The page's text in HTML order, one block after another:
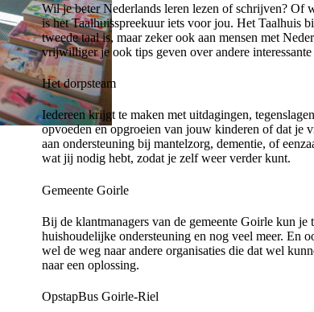
Wil je beter Nederlands leren lezen of schrijven? Of
is het Taalhuisspreekuur iets voor jou. Het Taalhuis
tweede taal is, maar zeker ook aan mensen met
vrijwilliger je ook tips geven over andere
Het dorpsteam
Iedereen krijgt te maken met uitdagingen,
opvoeden en opgroeien van jouw kinderen of dat
aan ondersteuning bij mantelzorg, dementie, of
wat jij nodig hebt, zodat je zelf weer verder kunt.
Gemeente Goirle
Bij de klantmanagers van de gemeente Goirle kun
huishoudelijke ondersteuning en nog veel meer. En
wel de weg naar andere organisaties die dat wel
naar een oplossing.
OpstapBus Goirle-Riel